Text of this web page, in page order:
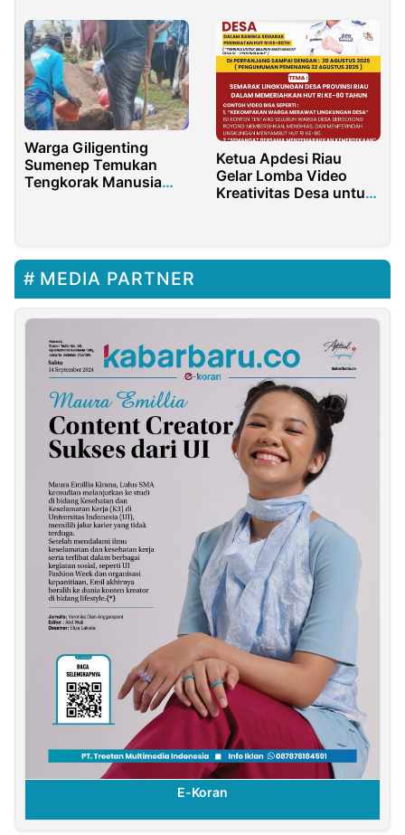
Warga Giligenting
Sumenep Temukan
Tengkorak Manusia
Ketua Apdesi Riau
Gelar Lomba Video
Kreativitas Desa untuk
MEDIA PARTNER
E-Koran